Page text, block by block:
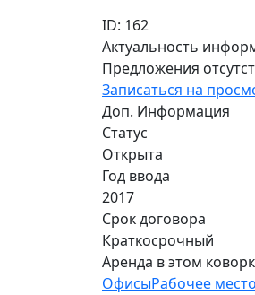
ID: 162
Актуальность
Предложения
Записаться на
Доп. Информация
Статус
Открыта
Год ввода
2017
Срок договора
Краткосрочный
Аренда в этом
ОфисыРабочее место